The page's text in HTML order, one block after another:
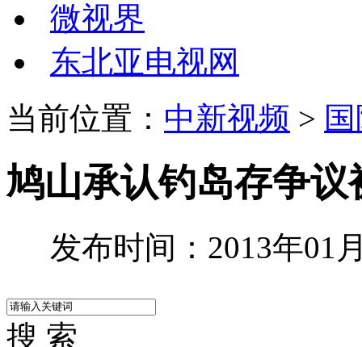
微视界
东北亚电视网
当前位置： 中新视频 >
鸠山承认钓岛存争
发布时间：2013年01
搜 索